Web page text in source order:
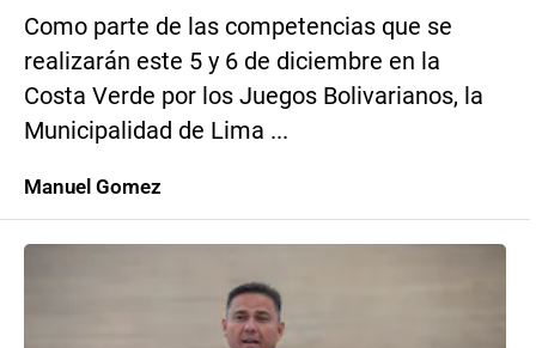
Como parte de las competencias que se
realizarán este 5 y 6 de diciembre en la
Costa Verde por los Juegos Bolivarianos, la
Municipalidad de Lima ...
Manuel Gomez